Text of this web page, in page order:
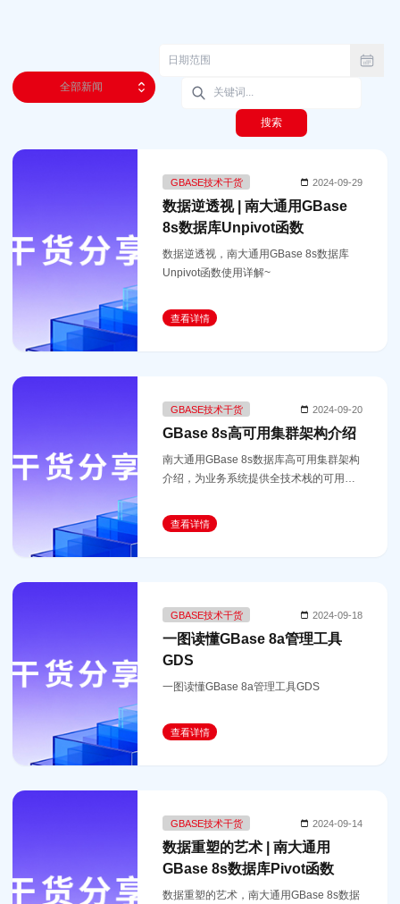
全部新闻
搜索
GBASE技术干货 2024-09-29
数据逆透视 | 南大通用GBase
8s数据库Unpivot函数
数据逆透视，南大通用GBase 8s数据库
Unpivot函数使用详解~
查看详情
GBASE技术干货 2024-09-20
GBase 8s高可用集群架构介绍
南大通用GBase 8s数据库高可用集群架构
介绍，为业务系统提供全技术栈的可用性
查看详情
GBASE技术干货 2024-09-18
一图读懂GBase 8a管理工具
GDS
一图读懂GBase 8a管理工具GDS
查看详情
GBASE技术干货 2024-09-14
数据重塑的艺术 | 南大通用
GBase 8s数据库Pivot函数
数据重塑的艺术，南大通用GBase 8s数据